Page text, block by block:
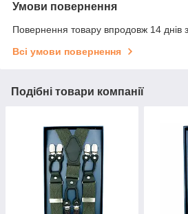
Умови повернення
Повернення товару впродовж 14 днів
Всі умови повернення
Подібні товари компанії